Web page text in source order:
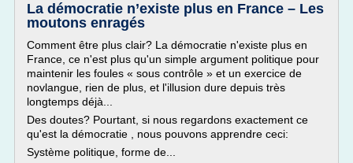
La démocratie n’existe plus en France – Les
moutons enragés
Comment être plus clair? La démocratie n'existe plus en
France, ce n'est plus qu'un simple argument politique pour
maintenir les foules « sous contrôle » et un exercice de
novlangue, rien de plus, et l'illusion dure depuis très
longtemps déjà...
Des doutes? Pourtant, si nous regardons exactement ce
qu'est la démocratie , nous pouvons apprendre ceci:
Système politique, forme de...